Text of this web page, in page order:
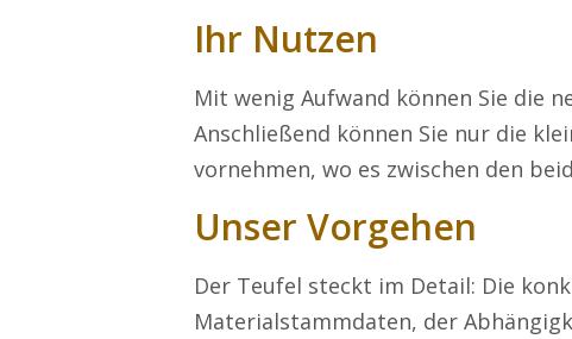
Ihr Nutzen
Mit wenig Aufwand können Sie die
Anschließend können Sie nur die
vornehmen, wo es zwischen den
Unser Vorgehen
Der Teufel steckt im Detail: Die
Materialstammdaten, der